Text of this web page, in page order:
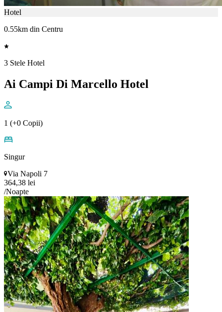
Hotel
0.55km din Centru
3 Stele Hotel
Ai Campi Di Marcello Hotel
1 (+0 Copii)
Singur
Via Napoli 7
364,38 lei
/Noapte